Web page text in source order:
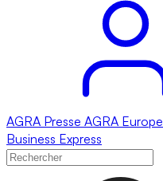
AGRA Presse AGRA Europe
Business Express